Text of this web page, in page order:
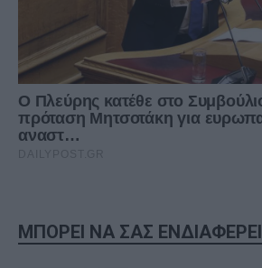
ΜΠΟΡΕΙ ΝΑ ΣΑΣ ΕΝΔΙΑΦΕΡΕΙ